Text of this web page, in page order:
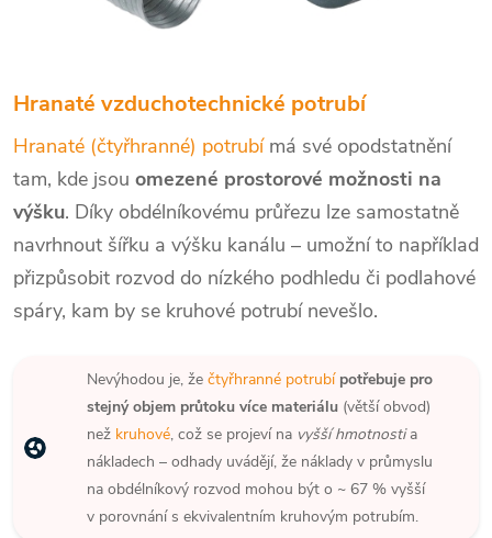
Hranaté vzduchotechnické potrubí
Hranaté (čtyřhranné) potrubímá své opodstatnění
tam, kde jsou omezené prostorové možnosti na
výšku. Díky obdélníkovému průřezu lze samostatně
navrhnout šířku a výšku kanálu – umožní to například
přizpůsobit rozvod do nízkého podhledu či podlahové
spáry, kam by se kruhové potrubí nevešlo.
Nevýhodou je, že čtyřhranné potrubí potřebuje pro
stejný objem průtoku více materiálu (větší obvod)
než kruhové, což se projeví na vyšší hmotnostia
nákladech – odhady uvádějí, že náklady v průmyslu
na obdélníkový rozvod mohou být o ~ 67 % vyšší
v porovnání s ekvivalentním kruhovým potrubím.